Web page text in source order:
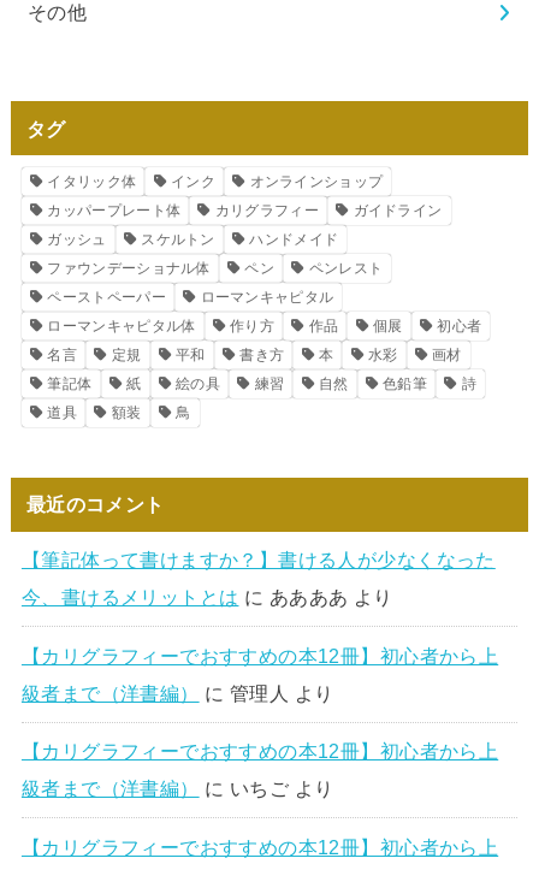
その他
タグ
イタリック体 インク
オンラインショップ
カッパープレート体
カリグラフィー
ガイドライン
ガッシュ
スケルトン
ハンドメイド
ファウンデーショナル体
ペン
ペンレスト
ペーストペーパー
ローマンキャピタル
ローマンキャピタル体
作り方 作品 個展
初心者
名言
定規 平和 書き方 本 水彩
画材
筆記体
紙 絵の具 練習 自然 色鉛筆
詩
道具
額装 鳥
最近のコメント
【筆記体って書けますか？】書ける人が少なくなった
今、書けるメリットとは に ああああ より
【カリグラフィーでおすすめの本12冊】初心者から上
級者まで（洋書編）
に 管理人 より
【カリグラフィーでおすすめの本12冊】初心者から上
級者まで（洋書編）
に いちご より
【カリグラフィーでおすすめの本12冊】初心者から上